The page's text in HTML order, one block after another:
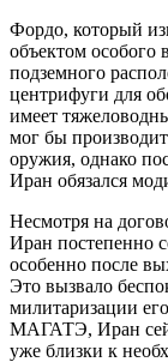
Фордо, который
объектом особого
подземного
центрифуги для
имеет
мог бы
оружия, однако
Иран обязался
Несмотря на
Иран постепенно
особенно после
Это вызвало
милитаризации
МАГАТЭ, Иран
уже близки к